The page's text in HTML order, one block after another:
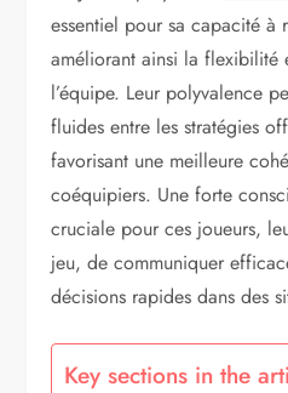
essentiel pour sa capacité à
améliorant ainsi la flexibilité
l’équipe. Leur polyvalence
fluides entre les stratégies
favorisant une meilleure
coéquipiers. Une forte
cruciale pour ces joueurs,
jeu, de communiquer
décisions rapides dans des
Key sections in the